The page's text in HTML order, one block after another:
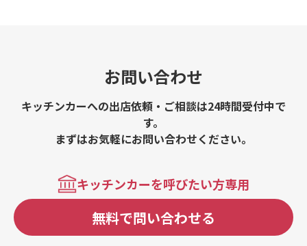
お問い合わせ
キッチンカーへの出店依頼・ご相談は24時間受付中で
す。
まずはお気軽にお問い合わせください。
キッチンカーを呼びたい方専用
無料で問い合わせる